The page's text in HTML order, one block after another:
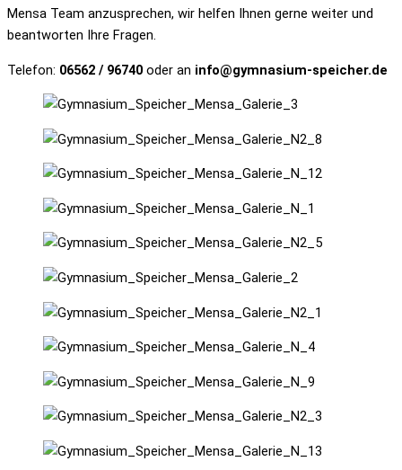
Mensa Team anzusprechen, wir helfen Ihnen gerne weiter und
beantworten Ihre Fragen.
Telefon: 06562 / 96740 oder an info@gymnasium-speicher.de